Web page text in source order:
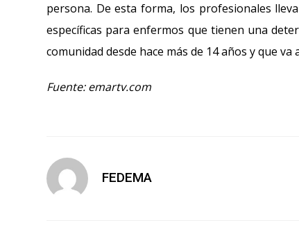
persona. De esta forma, los profesionales
específicas para enfermos que tienen una
comunidad desde hace más de 14 años y que
Fuente: emartv.com
FEDEMA